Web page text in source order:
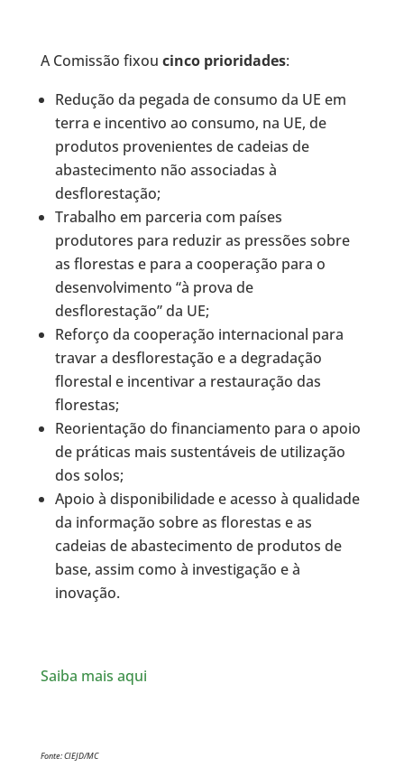
A Comissão fixou cinco prioridades:
Redução da pegada de consumo da UE em
terra e incentivo ao consumo, na UE, de
produtos provenientes de cadeias de
abastecimento não associadas à
desflorestação;
Trabalho em parceria com países
produtores para reduzir as pressões sobre
as florestas e para a cooperação para o
desenvolvimento “à prova de
desflorestação” da UE;
Reforço da cooperação internacional para
travar a desflorestação e a degradação
florestal e incentivar a restauração das
florestas;
Reorientação do financiamento para o apoio
de práticas mais sustentáveis de utilização
dos solos;
Apoio à disponibilidade e acesso à qualidade
da informação sobre as florestas e as
cadeias de abastecimento de produtos de
base, assim como à investigação e à
inovação.
Saiba mais aqui
Fonte: CIEJD/MC